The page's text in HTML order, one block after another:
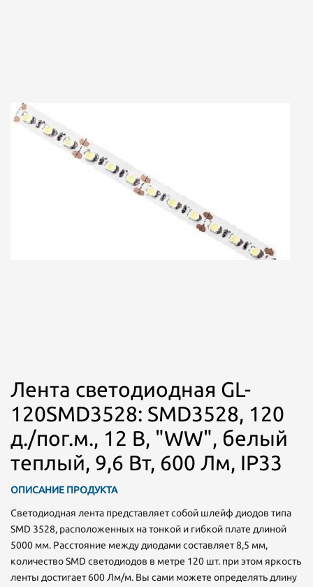
Примечание: Настоящим подтверждаю, что персональные данные, указанные
мною в настоящей Форме, полностью соответствуют Федеральному закону «О
персональных данных» от 27 июля 2006 г. № 152-ФЗ (в частности, пп. 10 п. 1 ст. 6,
ст. 8, пп. 4 п. 2 ст. 22), а также выражаю свое согласие на их обработку (в том числе
посредством поручения такой обработки специализированной организации). При
этом компания обязуется обрабатывать персональные данные, соблюдая их
конфиденциальность и безопасность.
Лента светодиодная GL-
120SMD3528: SMD3528, 120
д./пог.м., 12 В, "WW", белый
теплый, 9,6 Вт, 600 Лм, IP33
ОПИСАНИЕ ПРОДУКТА
Светодиодная лента представляет собой шлейф диодов типа
SMD 3528, расположенных на тонкой и гибкой плате длиной
5000 мм. Расстояние между диодами составляет 8,5 мм,
количество SMD светодиодов в метре 120 шт. при этом яркость
ленты достигает 600 Лм/м. Вы сами можете определять длину